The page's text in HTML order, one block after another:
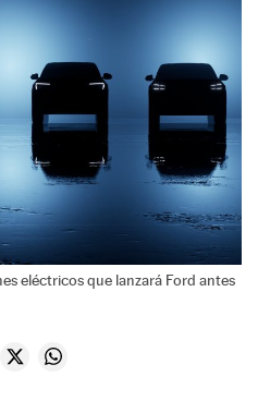
eléctricos que lanzará Ford antes